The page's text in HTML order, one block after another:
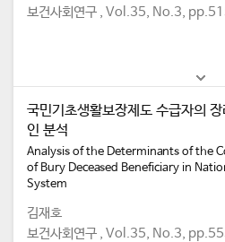
보건사회연구 , Vol.35, No.3,
국민기초생활보장제도 수급자의
인 분석
Analysis of the Determinants of the
of Bury Deceased Beneficiary in
System
김재호
보건사회연구 , Vol.35, No.3,